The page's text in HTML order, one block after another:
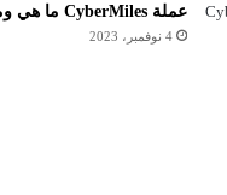
عملة CyberMiles ما هي وميزات منصتها
4 نوفمبر، 2023